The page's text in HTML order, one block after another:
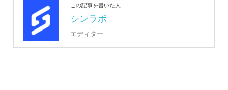
この記事を書いた人
シンラボ
エディター